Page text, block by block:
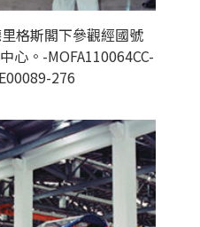
格斯閣下參觀經國號
心。-MOFA110064CC-
276